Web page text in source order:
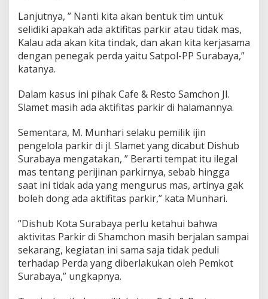
k
C
f
e
e
S
a
m
h
o
n
Lanjutnya, ” Nanti kita akan bentuk tim untuk
selidiki apakah ada aktifitas parkir atau tidak mas,
Kalau ada akan kita tindak, dan akan kita kerjasama
dengan penegak perda yaitu Satpol-PP Surabaya,”
katanya.
Dalam kasus ini pihak Cafe & Resto Samchon Jl.
Slamet masih ada aktifitas parkir di halamannya.
Sementara, M. Munhari selaku pemilik ijin
pengelola parkir di jl. Slamet yang dicabut Dishub
Surabaya mengatakan, ” Berarti tempat itu ilegal
mas tentang perijinan parkirnya, sebab hingga
saat ini tidak ada yang mengurus mas, artinya gak
boleh dong ada aktifitas parkir,” kata Munhari.
“Dishub Kota Surabaya perlu ketahui bahwa
aktivitas Parkir di Shamchon masih berjalan sampai
sekarang, kegiatan ini sama saja tidak peduli
terhadap Perda yang diberlakukan oleh Pemkot
Surabaya,” ungkapnya.